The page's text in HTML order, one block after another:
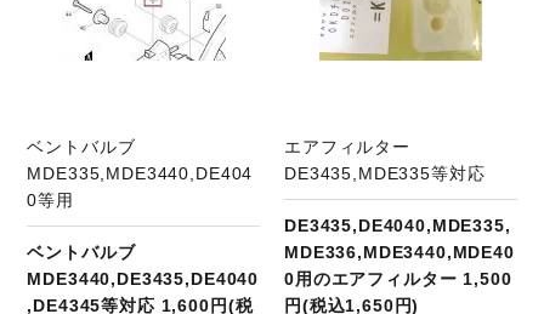
ベントバルブ
MDE335,MDE3440,DE404
0等用
ベントバルブ
MDE3440,DE3435,DE4040
,DE4345等対応 1,600円(税
エアフィルター
DE3435,MDE335等対応
DE3435,DE4040,MDE335,
MDE336,MDE3440,MDE40
0用のエアフィルター 1,500
円(税込1,650円)